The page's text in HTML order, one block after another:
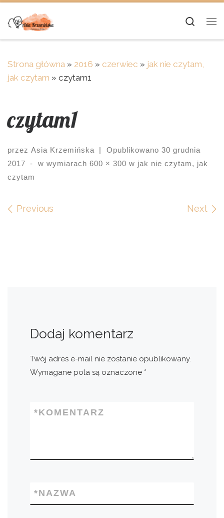
Skip to content
Strona główna » 2016 » czerwiec » jak nie czytam,
jak czytam » czytam1
czytam1
przez Asia Krzemińska | Opublikowano 30 grudnia
2017
- w wymiarach 600 × 300 w jak nie czytam, jak
czytam
Images navigation
Previous Next
Dodaj komentarz
Twój adres e-mail nie zostanie opublikowany.
Wymagane pola są oznaczone *
KOMENTARZ
*
NAZWA
*